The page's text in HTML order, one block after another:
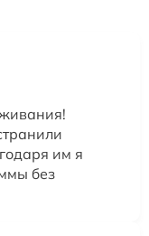
им я
без